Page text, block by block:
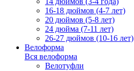
16-18 дюймов (4-7 лет)
20 дюймов (5-8 лет)
24 дюйма (7-11 лет)
26-27 дюймов (10-16 лет)
Велоформа
Вся велоформа
Велотуфли